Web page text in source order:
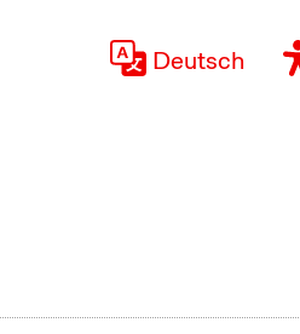
Deutsch